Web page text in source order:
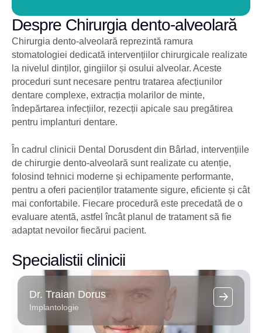
Despre Chirurgia dento-alveolară
Chirurgia dento-alveolară reprezintă ramura
stomatologiei dedicată intervențiilor chirurgicale realizate
la nivelul dinților, gingiilor și osului alveolar. Aceste
proceduri sunt necesare pentru tratarea afecțiunilor
dentare complexe, extracția molarilor de minte,
îndepărtarea infecțiilor, rezecții apicale sau pregătirea
pentru implanturi dentare.
În cadrul clinicii Dental Dorusdent din Bârlad, intervențiile
de chirurgie dento-alveolară sunt realizate cu atenție,
folosind tehnici moderne și echipamente performante,
pentru a oferi pacienților tratamente sigure, eficiente și cât
mai confortabile. Fiecare procedură este precedată de o
evaluare atentă, astfel încât planul de tratament să fie
adaptat nevoilor fiecărui pacient.
Specialistii clinicii
Dr. Traian Dorus
Implantologie